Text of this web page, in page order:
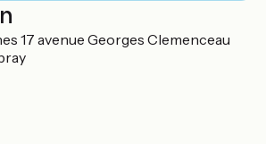
17 avenue Georges Clemenceau